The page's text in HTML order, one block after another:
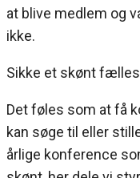
at blive medlem og
ikke.
Sikke et skønt
Det føles som at få
kan søge til eller
årlige konference